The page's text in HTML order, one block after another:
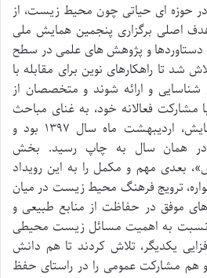
حوزه ای حیاتی چون محیط زیست، از
هدف اصلی برگزاری پنجمین همایش ملی
و پژوهش های علمی در سطح
شد تا راهکارهای نوین برای مقابله با
و ارائه شوند و متخصصان از
مشارکت فعالانه خود، به غنای مباحث
بیفزایند. تاریخ برگزاری همایش، اردیبهشت ماه سال ۱۳۹۷ بود و
در همان سال به چاپ رسید. بخش
بعدی مهم و مکمل را به این رویداد
ترویج فرهنگ محیط زیست در میان
موفق در حفاظت از منابع طبیعی و
نسبت به اهمیت مسائل زیست محیطی
یکدیگر، تلاش کردند تا هم دانش
مشارکت عمومی را در راستای حفظ